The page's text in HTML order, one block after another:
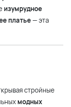
изумрудное
платье— эта
стройные
модных